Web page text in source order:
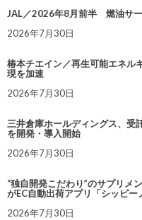
JAL／2026年8月前半 燃油サ
2026年7月30日
椿本チエイン／再生可能エネル
現を加速
2026年7月30日
三井倉庫ホールディングス、受
を開発・導入開始
2026年7月30日
“独自開発こだわり”のサプリメ
がEC自動出荷アプリ「シッピー
2026年7月30日